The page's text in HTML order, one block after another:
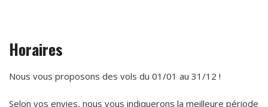
Horaires
Nous vous proposons des vols du 01/01 au 31/12 !
Selon vos envies, nous vous indiquerons la meilleure période